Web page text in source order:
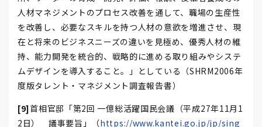
人材マネジメントのプロセス改善を通して、職場の生産性
を改善し、必要なスキルを持つ人材の意欲を増進させ、現
在と将来のビジネスニーズの違いを見極め、優秀人材の維
持、能力開発を統合的、戦略的に進める取り組みやシステ
ムデザインを導入すること。」としている（SHRM2006年
度版タレント・マネジメント調査報告書）
[9]首相官邸「第2回 一億総活躍国民会議（平成27年11月1
2日） 議事要旨」（https://www.kantei.go.jp/jp/sing